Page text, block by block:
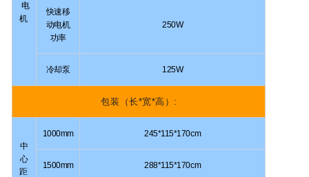
电
机
快速移
动电机
功率
250W
冷却泵 125W
包装（长*宽*高）:
中
心
距
1000mm 245*115*170cm
1500mm 288*115*170cm